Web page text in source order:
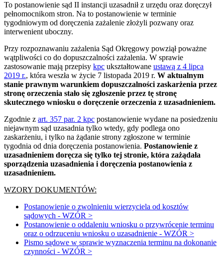
To postanowienie sąd II instancji uzasadnił z urzędu oraz doręczył
pełnomocnikom stron. Na to postanowienie w terminie
tygodniowym od doręczenia zażalenie złożyli pozwany oraz
interwenient uboczny.
Przy rozpoznawaniu zażalenia Sąd Okręgowy powziął poważne
wątpliwości co do dopuszczalności zażalenia. W sprawie
zastosowanie mają przepisy kpc ukształtowane ustawą z 4 lipca
2019 r., która weszła w życie 7 listopada 2019 r. W aktualnym
stanie prawnym warunkiem dopuszczalności zaskarżenia przez
stronę orzeczenia stało się zgłoszenie przez tę stronę
skutecznego wniosku o doręczenie orzeczenia z uzasadnieniem.
Zgodnie z art. 357 par. 2 kpc postanowienie wydane na posiedzeniu
niejawnym sąd uzasadnia tylko wtedy, gdy podlega ono
zaskarżeniu, i tylko na żądanie strony zgłoszone w terminie
tygodnia od dnia doręczenia postanowienia. Postanowienie z
uzasadnieniem doręcza się tylko tej stronie, która zażądała
sporządzenia uzasadnienia i doręczenia postanowienia z
uzasadnieniem.
WZORY DOKUMENTÓW:
Postanowienie o zwolnieniu wierzyciela od kosztów
sądowych - WZÓR >
Postanowienie o oddaleniu wniosku o przywrócenie terminu
oraz o odrzuceniu wniosku o uzasadnienie - WZÓR >
Pismo sądowe w sprawie wyznaczenia terminu na dokonanie
czynności - WZÓR >